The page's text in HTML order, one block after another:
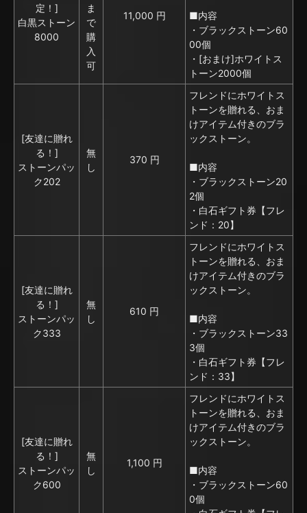
定！]
白黒ストーン
8000
ま
で
購
入
可
11,000 円
■内容
・ブラックストーン60
00個
・[おまけ]ホワイトス
トーン2000個
[友達に贈れ
る！]
ストーンパッ
ク202
無
し
370 円
フレンドにホワイトス
トーンを贈れる、おま
けアイテム付きのブラ
ックストーン。
■内容
・ブラックストーン20
2個
・白石ギフト券【フレ
ンド：20】
[友達に贈れ
る！]
ストーンパッ
ク333
無
し
610 円
フレンドにホワイトス
トーンを贈れる、おま
けアイテム付きのブラ
ックストーン。
■内容
・ブラックストーン33
3個
・白石ギフト券【フレ
ンド：33】
[友達に贈れ
る！]
ストーンパッ
ク600
無
し
1,100 円
フレンドにホワイトス
トーンを贈れる、おま
けアイテム付きのブラ
ックストーン。
■内容
・ブラックストーン60
0個